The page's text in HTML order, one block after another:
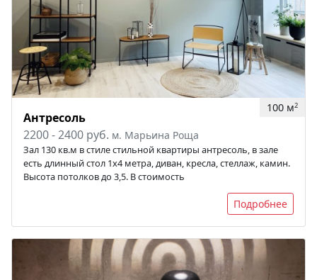
100 м2
Антресоль
2200 - 2400 руб. м. Марьина Роща
Зал 130 кв.м в стиле стильной квартиры антресоль, в зале
есть длинный стол 1х4 метра, диван, кресла, стеллаж, камин.
Высота потолков до 3,5. В стоимость
Подробнее